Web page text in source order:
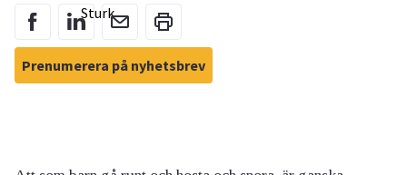
Prenumerera på nyhetsbrev